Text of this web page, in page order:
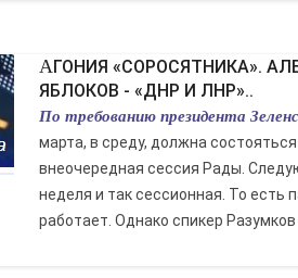
АГОНИЯ «СОРОСЯТНИКА». АЛЕКСАНДР
ЯБЛОКОВ - «ДНР И ЛНР»..
По требованию президента
марта, в среду, должна состояться
внеочередная сессия Рады.
неделя и так сессионная. То есть
работает. Однако спикер Разумков